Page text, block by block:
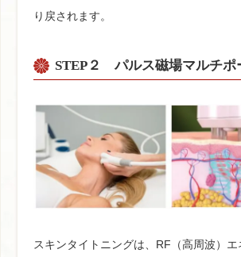
り戻されます。
STEP２ パルス磁場マルチポ
スキンタイトニングは、RF（高周波）エ